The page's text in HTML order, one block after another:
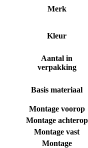
Merk
Kleur
Aantal in
verpakking
Basis materiaal
Montage voorop
Montage achterop
Montage vast
Montage